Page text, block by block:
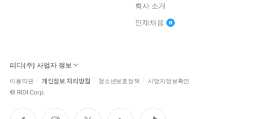
회사 소개
인재채용
리디(주) 사업자 정보
이용약관 개인정보 처리방침 청소년보호정책 사업자정보확인
© RIDI Corp.